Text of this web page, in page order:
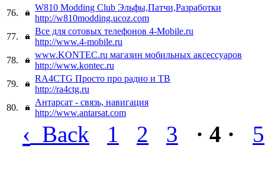
76.
W810 Modding Club Эльфы,Патчи,Разработки
http://w810modding.ucoz.com
77.
Все для сотовых телефонов 4-Mobile.ru
http://www.4-mobile.ru
78.
www.KONTEC.ru магазин мобильных аксессуаров
http://www.kontec.ru
79.
RA4CTG Просто про радио и ТВ
http://ra4ctg.ru
80.
Антарсат - связь, навигация
http://www.antarsat.com
‹ Back 1 2 3 · 4 · 5